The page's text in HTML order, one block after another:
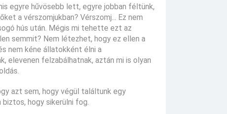
egyre hűvösebb lett, egyre jobban féltünk,
a vérszomjukban? Vérszomj... Ez nem
hús után. Mégis mi tehette ezt az
semmit? Nem létezhet, hogy ez ellen a
nem kéne állatokként élni a
elevenen felzabálhatnak, aztán mi is olyan
azt sem, hogy végül találtunk egy
hogy sikerülni fog.